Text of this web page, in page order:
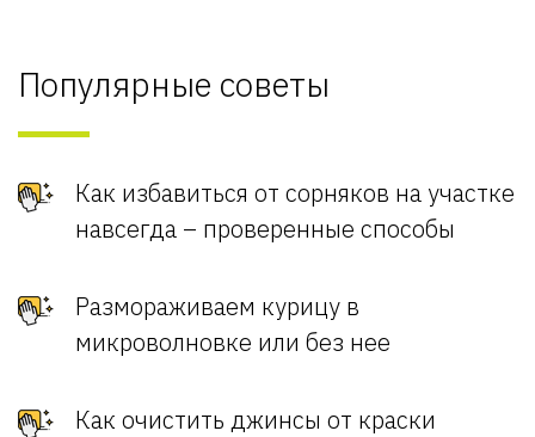
Популярные советы
Как избавиться от сорняков на участке
навсегда – проверенные способы
Размораживаем курицу в
микроволновке или без нее
Как очистить джинсы от краски